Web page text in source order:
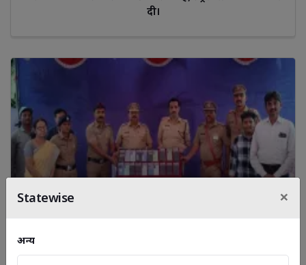
दी।
Statewise ×
अन्य